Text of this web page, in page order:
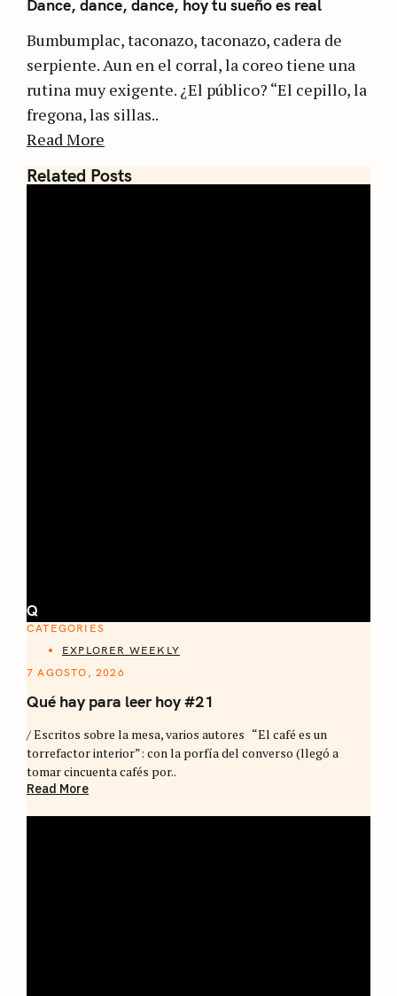
Dance, dance, dance, hoy tu sueño es real
Bumbumplac, taconazo, taconazo, cadera de
serpiente. Aun en el corral, la coreo tiene una
rutina muy exigente. ¿El público? “El cepillo, la
fregona, las sillas..
Read More
Related Posts
Q
CATEGORIES
EXPLORER WEEKLY
7 AGOSTO, 2026
Qué hay para leer hoy #21
/ Escritos sobre la mesa, varios autores “El café es un
torrefactor interior”: con la porfía del converso (llegó a
tomar cincuenta cafés por..
Read More